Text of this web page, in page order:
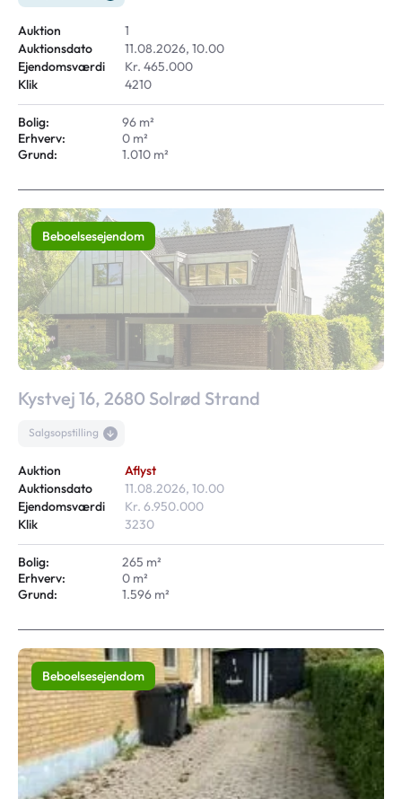
Auktion
1
Auktionsdato
11.08.2026, 10.00
Ejendomsværdi
Kr. 465.000
Klik
4210
Bolig:
96 m²
Erhverv:
0 m²
Grund:
1.010 m²
Beboelsesejendom
Kystvej 16, 2680 Solrød Strand
Salgsopstilling
Auktion
Aflyst
Auktionsdato
11.08.2026, 10.00
Ejendomsværdi
Kr. 6.950.000
Klik
3230
Bolig:
265 m²
Erhverv:
0 m²
Grund:
1.596 m²
Beboelsesejendom